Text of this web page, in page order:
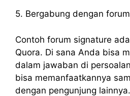
5. Bergabung dengan
Contoh forum signature
Quora. Di sana Anda bisa
dalam jawaban di
bisa memanfaatkannya
dengan pengunjung lainnya.